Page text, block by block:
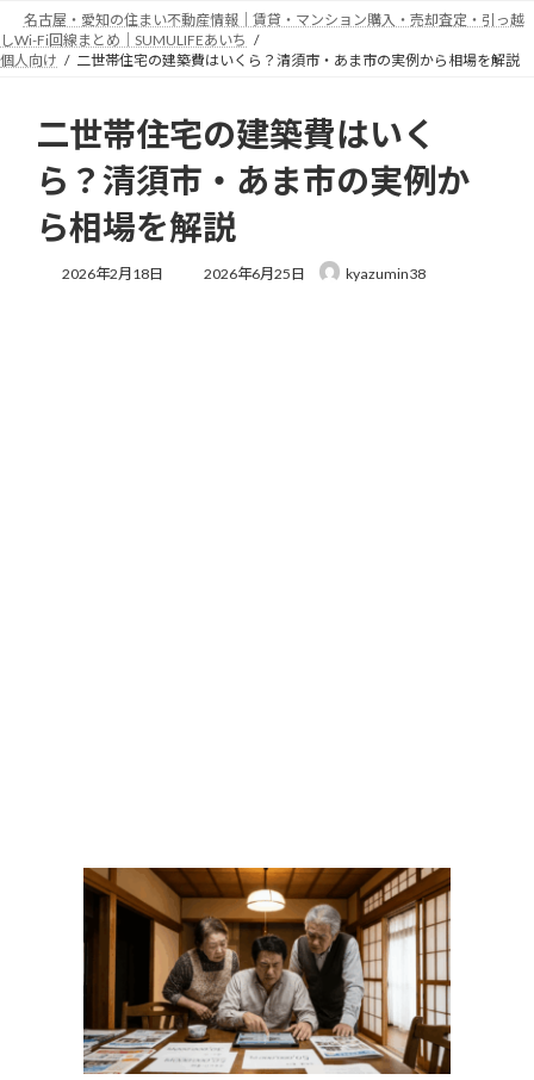
ン
テ
ビ
ゲ
名古屋・愛知の住まい不動産情報｜賃貸・マンション購入・売却査定・引っ越
しWi-Fi回線まとめ｜SUMULIFEあいち
個人向け
二世帯住宅の建築費はいくら？清須市・あま市の実例から相場を解説
二世帯住宅の建築費はいく
ら？清須市・あま市の実例か
ら相場を解説
2026年2月18日
最
2026年6月25日 kyazumin38